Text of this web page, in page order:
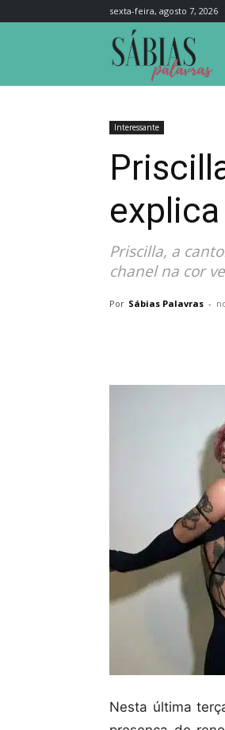
sexta-feira, agosto 7, 2026
Interessante
Priscilla, a
chanel na cor
Por Sábias Palavras -
Nesta última